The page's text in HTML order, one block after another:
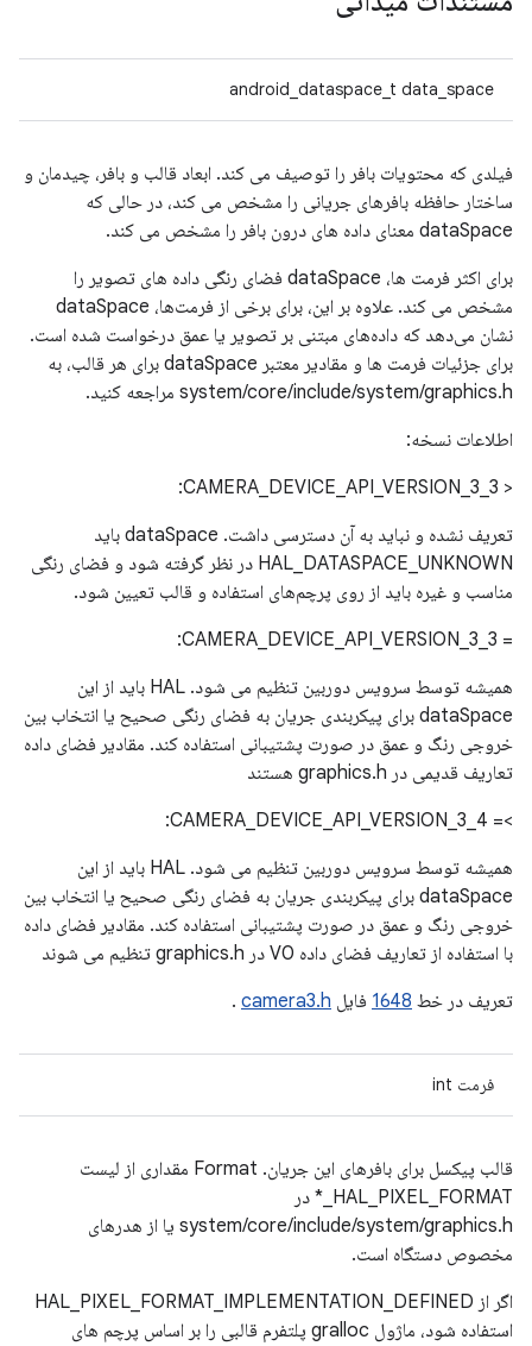
android_dataspace_t data_space
فیلدی که محتویات بافر را توصیف می کند. ابعاد قالب و بافر، چیدمان و
ساختار حافظه بافرهای جریانی را مشخص می کند، در حالی که
dataSpace معنای داده های درون بافر را مشخص می کند.
برای اکثر فرمت ها، dataSpace فضای رنگی داده های تصویر را
مشخص می کند. علاوه بر این، برای برخی از فرمت‌ها، dataSpace
نشان می‌دهد که داده‌های مبتنی بر تصویر یا عمق درخواست شده است.
برای جزئیات فرمت ها و مقادیر معتبر dataSpace برای هر قالب، به
system/core/include/system/graphics.h مراجعه کنید.
اطلاعات نسخه:
< CAMERA_DEVICE_API_VERSION_3_3:
تعریف نشده و نباید به آن دسترسی داشت. dataSpace باید
HAL_DATASPACE_UNKNOWN در نظر گرفته شود و فضای رنگی
مناسب و غیره باید از روی پرچم‌های استفاده و قالب تعیین شود.
= CAMERA_DEVICE_API_VERSION_3_3:
همیشه توسط سرویس دوربین تنظیم می شود. HAL باید از این
dataSpace برای پیکربندی جریان به فضای رنگی صحیح یا انتخاب بین
خروجی رنگ و عمق در صورت پشتیبانی استفاده کند. مقادیر فضای داده
تعاریف قدیمی در graphics.h هستند
>= CAMERA_DEVICE_API_VERSION_3_4:
همیشه توسط سرویس دوربین تنظیم می شود. HAL باید از این
dataSpace برای پیکربندی جریان به فضای رنگی صحیح یا انتخاب بین
خروجی رنگ و عمق در صورت پشتیبانی استفاده کند. مقادیر فضای داده
با استفاده از تعاریف فضای داده V0 در graphics.h تنظیم می شوند
تعریف در خط 1648 فایل camera3.h
.
فرمت int
قالب پیکسل برای بافرهای این جریان. Format مقداری از لیست
HAL_PIXEL_FORMAT_* در
system/core/include/system/graphics.h یا از هدرهای
مخصوص دستگاه است.
اگر از HAL_PIXEL_FORMAT_IMPLEMENTATION_DEFINED
استفاده شود، ماژول gralloc پلتفرم قالبی را بر اساس پرچم های